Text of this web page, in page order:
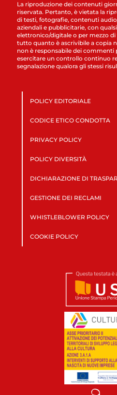
La riproduzione dei contenuti
riservata. Pertanto, è vietata la
di testi, fotografie, contenuti
aziendali e pubblicitarie, con
elettronico/digitale o per mezzo
tutto quanto è ascrivibile a copia
non è responsabile dei
esercitare un controllo continuo
segnalazione qualora gli stessi
POLICY EDITORIALE
CODICE ETICO CONDOTTA
PRIVACY POLICY
POLICY DIVERSITÀ
DICHIARAZIONE DI
GESTIONE DEI RECLAMI
WHISTLEBLOWER POLICY
COOKIE POLICY